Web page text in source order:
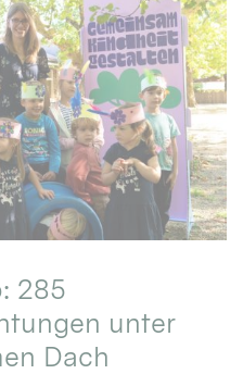
285
unter
Dach